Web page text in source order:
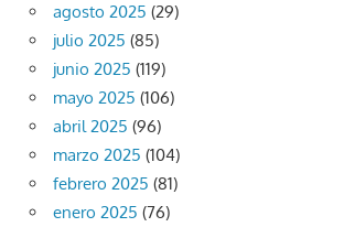
agosto 2025 (29)
julio 2025 (85)
junio 2025 (119)
mayo 2025 (106)
abril 2025 (96)
marzo 2025 (104)
febrero 2025 (81)
enero 2025 (76)